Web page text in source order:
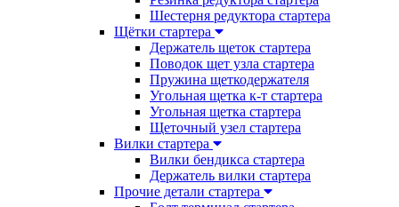
Шестерня редуктора стартера
Щётки стартера
Держатель щеток стартера
Поводок щет узла стартера
Пружина щеткодержателя
Угольная щетка к-т стартера
Угольная щетка стартера
Щеточный узел стартера
Вилки стартера
Вилки бендикса стартера
Держатель вилки стартера
Прочие детали стартера